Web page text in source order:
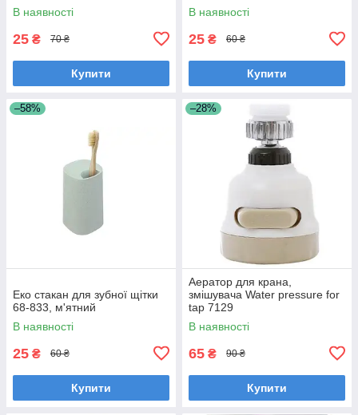
В наявності
25 ₴ 70 ₴
Купити
В наявності
25 ₴ 60 ₴
Купити
–58%
Еко стакан для зубної щітки
68-833, м'ятний
В наявності
25 ₴ 60 ₴
Купити
–28%
Аератор для крана,
змішувача Water pressure for
tap 7129
В наявності
65 ₴ 90 ₴
Купити